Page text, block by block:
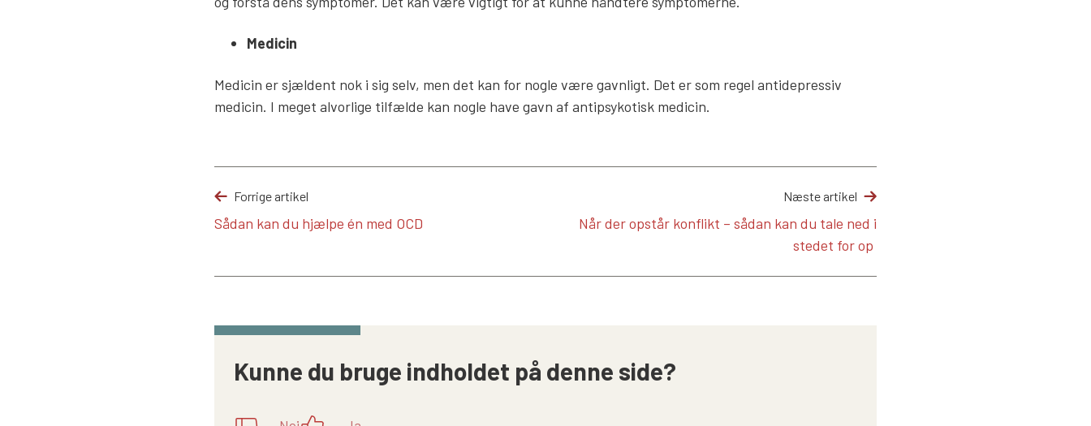
Medicin
Medicin er sjældent nok i sig selv, men det kan for nogle være gavnligt. Det er som regel antidepressiv
medicin. I meget alvorlige tilfælde kan nogle have gavn af antipsykotisk medicin.
Forrige artikel
Sådan kan du hjælpe én med OCD
Næste artikel
Når der opstår konflikt – sådan kan du tale ned i
stedet for op
Kunne du bruge indholdet på denne side?